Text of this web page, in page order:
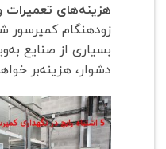
هزینه‌های تعمیرات
زودهنگام کمپرسور
بسیاری از صنایع
دشوار، هزینه‌بر